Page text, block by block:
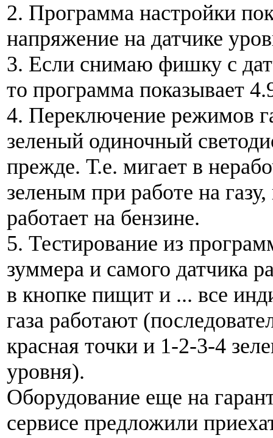
2. Программа настройки
напряжение на датчике
3. Если снимаю фишку с
то программа показывает
4. Переключение режимов
зеленый одиночный
прежде. Т.е. мигает в
зеленым при работе на
работает на бензине.
5. Тестирование из
зуммера и самого датчика
в кнопке пищит и ... все
газа работают
красная точки и 1-2-3-4
уровня).
Оборудование еще на
сервисе предложили